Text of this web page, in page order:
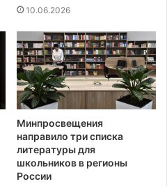
10.06.2026
Минпросвещения
направило три списка
литературы для
школьников в регионы
России